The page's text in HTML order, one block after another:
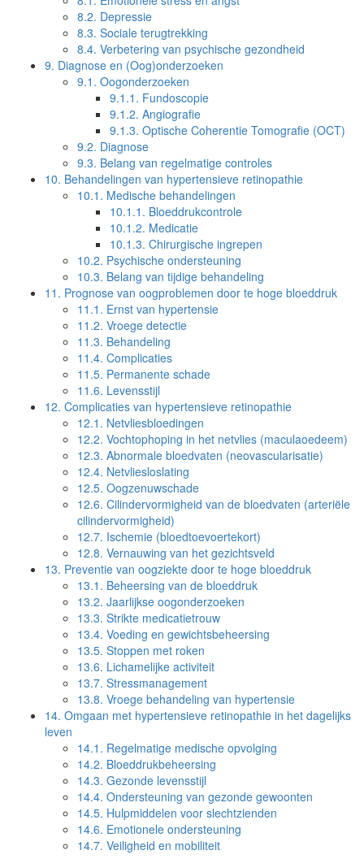
8.2. Depressie
8.3. Sociale terugtrekking
8.4. Verbetering van psychische gezondheid
9. Diagnose en (Oog)onderzoeken
9.1. Oogonderzoeken
9.1.1. Fundoscopie
9.1.2. Angiografie
9.1.3. Optische Coherentie Tomografie (OCT)
9.2. Diagnose
9.3. Belang van regelmatige controles
10. Behandelingen van hypertensieve retinopathie
10.1. Medische behandelingen
10.1.1. Bloeddrukcontrole
10.1.2. Medicatie
10.1.3. Chirurgische ingrepen
10.2. Psychische ondersteuning
10.3. Belang van tijdige behandeling
11. Prognose van oogproblemen door te hoge bloeddruk
11.1. Ernst van hypertensie
11.2. Vroege detectie
11.3. Behandeling
11.4. Complicaties
11.5. Permanente schade
11.6. Levensstijl
12. Complicaties van hypertensieve retinopathie
12.1. Netvliesbloedingen
12.2. Vochtophoping in het netvlies (maculaoedeem)
12.3. Abnormale bloedvaten (neovascularisatie)
12.4. Netvliesloslating
12.5. Oogzenuwschade
12.6. Cilindervormigheid van de bloedvaten (arteriële
cilindervormigheid)
12.7. Ischemie (bloedtoevoertekort)
12.8. Vernauwing van het gezichtsveld
13. Preventie van oogziekte door te hoge bloeddruk
13.1. Beheersing van de bloeddruk
13.2. Jaarlijkse oogonderzoeken
13.3. Strikte medicatietrouw
13.4. Voeding en gewichtsbeheersing
13.5. Stoppen met roken
13.6. Lichamelijke activiteit
13.7. Stressmanagement
13.8. Vroege behandeling van hypertensie
14. Omgaan met hypertensieve retinopathie in het dagelijks
leven
14.1. Regelmatige medische opvolging
14.2. Bloeddrukbeheersing
14.3. Gezonde levensstijl
14.4. Ondersteuning van gezonde gewoonten
14.5. Hulpmiddelen voor slechtzienden
14.6. Emotionele ondersteuning
14.7. Veiligheid en mobiliteit